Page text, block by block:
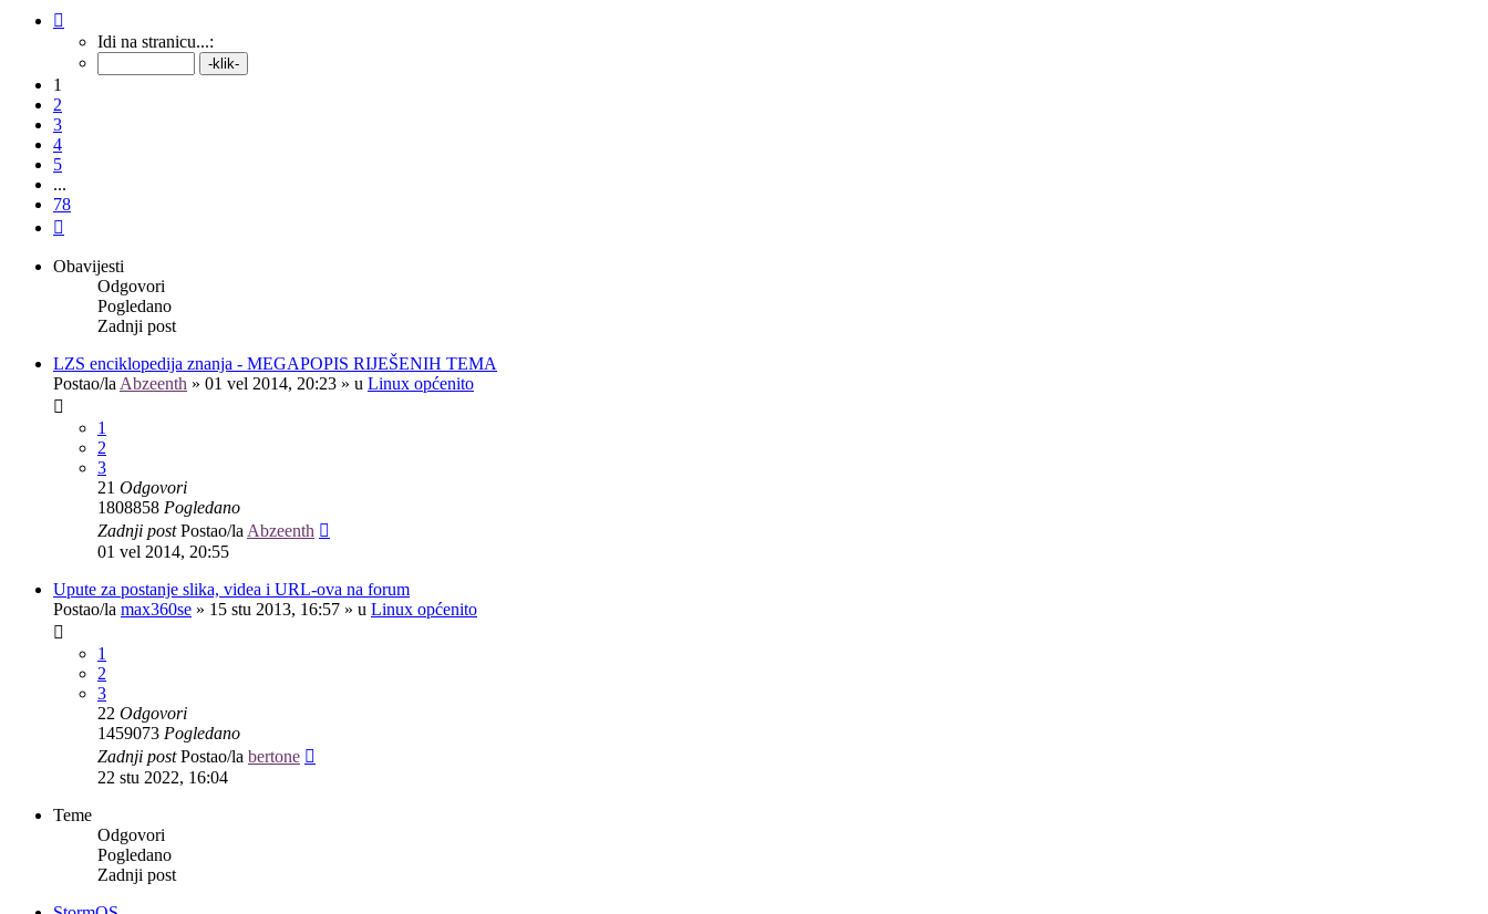
78 .Idi na stranicu...:
1
2
3
4
5
...
78
Obavijesti
Odgovori
Pogledano
Zadnji post
LZS enciklopedija znanja - MEGAPOPIS RIJEŠENIH TEMA
Postao/la Abzeenth » 01 vel 2014, 20:23 » u Linux općenito
1
2
3
21 Odgovori
1808858 Pogledano
Zadnji postPostao/la Abzeenth
01 vel 2014, 20:55
Upute za postanje slika, videa i URL-ova na forum
Postao/la max360se » 15 stu 2013, 16:57 » u Linux općenito
1
2
3
22 Odgovori
1459073 Pogledano
Zadnji postPostao/la bertone
22 stu 2022, 16:04
Teme
Odgovori
Pogledano
Zadnji post